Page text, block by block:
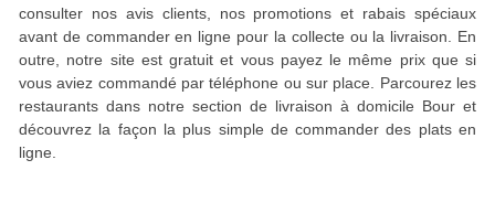
consulter nos avis clients, nos promotions et rabais spéciaux
avant de commander en ligne pour la collecte ou la livraison. En
outre, notre site est gratuit et vous payez le même prix que si
vous aviez commandé par téléphone ou sur place. Parcourez les
restaurants dans notre section de livraison à domicile Bour et
découvrez la façon la plus simple de commander des plats en
ligne.